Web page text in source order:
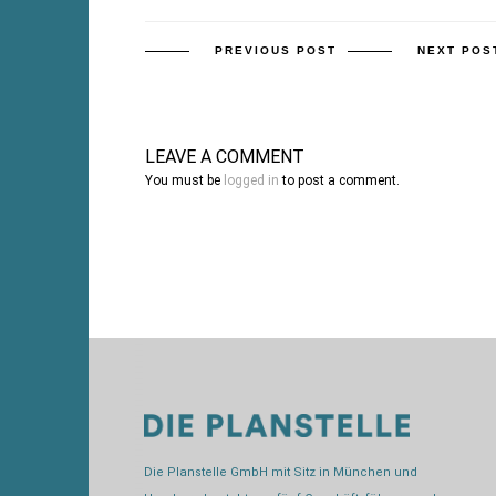
PREVIOUS POST NEXT
LEAVE A COMMENT
You must be logged in to post a comment.
Die Planstelle GmbH mit Sitz in München und